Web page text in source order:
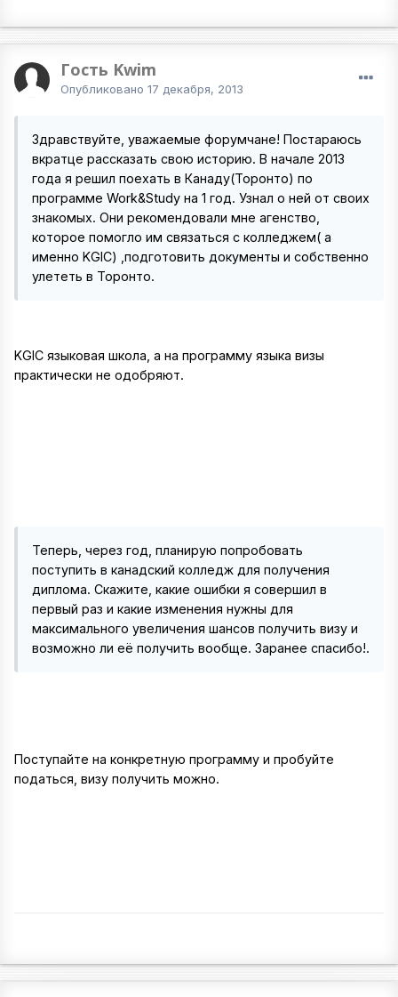
Гость Kwim
Опубликовано 17 декабря, 2013
Здравствуйте, уважаемые форумчане! Постараюсь
вкратце рассказать свою историю. В начале 2013
года я решил поехать в Канаду(Торонто) по
программе Work&Study на 1 год. Узнал о ней от своих
знакомых. Они рекомендовали мне агенство,
которое помогло им связаться с колледжем( а
именно KGIC) ,подготовить документы и собственно
улететь в Торонто.
KGIC языковая школа, а на программу языка визы
практически не одобряют.
Теперь, через год, планирую попробовать
поступить в канадский колледж для получения
диплома. Скажите, какие ошибки я совершил в
первый раз и какие изменения нужны для
максимального увеличения шансов получить визу и
возможно ли её получить вообще. Заранее спасибо!.
Поступайте на конкретную программу и пробуйте
податься, визу получить можно.